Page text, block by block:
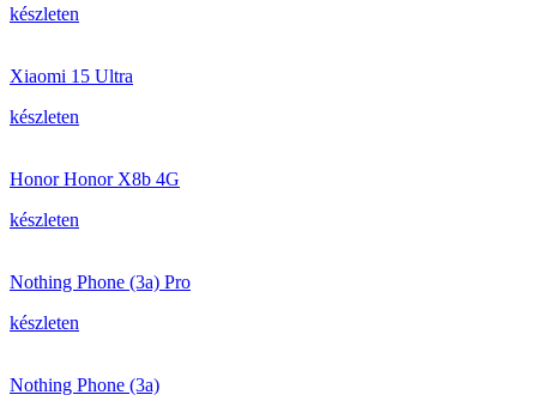
készleten
Xiaomi 15 Ultra
készleten
Honor Honor X8b 4G
készleten
Nothing Phone (3a) Pro
készleten
Nothing Phone (3a)